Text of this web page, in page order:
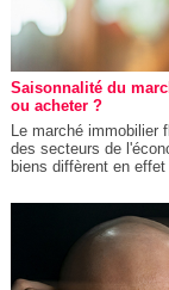
Saisonnalité du
ou acheter ?
Le marché immobilier
des secteurs de
biens diffèrent en effet